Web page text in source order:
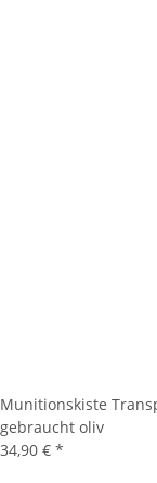
Munitionskiste
gebraucht oliv
34,90 € *